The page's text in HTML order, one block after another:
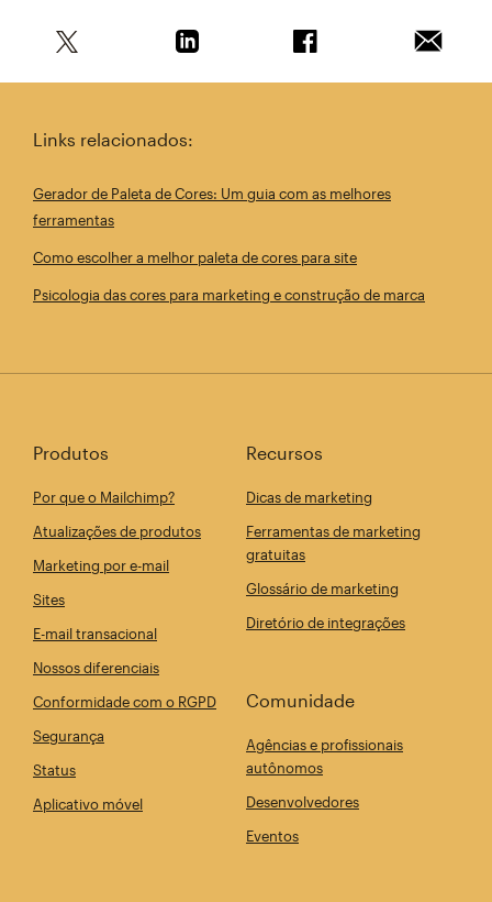
Links relacionados:
Gerador de Paleta de Cores: Um guia com as melhores
ferramentas
Como escolher a melhor paleta de cores para site
Psicologia das cores para marketing e construção de marca
Produtos
Por que o Mailchimp?
Atualizações de produtos
Marketing por e-mail
Sites
E-mail transacional
Nossos diferenciais
Conformidade com o RGPD
Segurança
Status
Aplicativo móvel
Recursos
Dicas de marketing
Ferramentas de marketing
gratuitas
Glossário de marketing
Diretório de integrações
Comunidade
Agências e profissionais
autônomos
Desenvolvedores
Eventos